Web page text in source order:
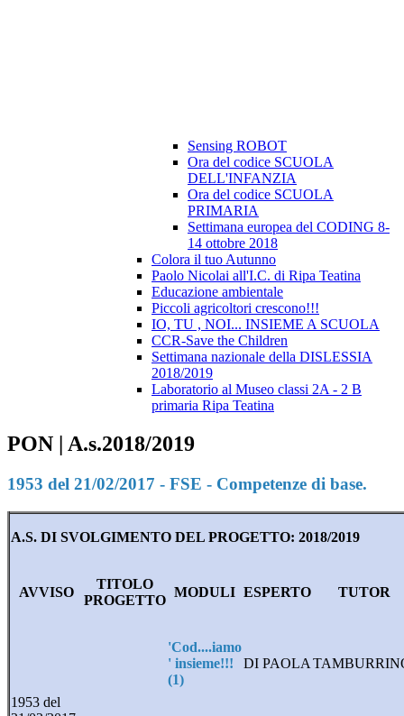
Sensing ROBOT
Ora del codice SCUOLA
DELL'INFANZIA
Ora del codice SCUOLA
PRIMARIA
Settimana europea del CODING 8-
14 ottobre 2018
Colora il tuo Autunno
Paolo Nicolai all'I.C. di Ripa Teatina
Educazione ambientale
Piccoli agricoltori crescono!!!
IO, TU , NOI... INSIEME A SCUOLA
CCR-Save the Children
Settimana nazionale della DISLESSIA
2018/2019
Laboratorio al Museo classi 2A - 2 B
primaria Ripa Teatina
PON | A.s.2018/2019
1953 del 21/02/2017 - FSE - Competenze di base.
A.S. DI SVOLGIMENTO DEL PROGETTO: 2018/2019
AVVISO
TITOLO
PROGETTO
MODULI ESPERTO TUTOR
1953 del
'Cod....iamo
' insieme!!!
(1)
DI PAOLA